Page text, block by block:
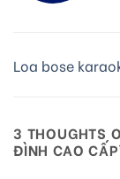
Loa bose
3 THOUGHTS
ĐÌNH CAO CẤP